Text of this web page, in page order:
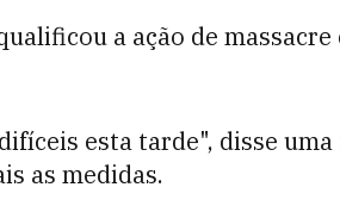
a ação de
esta tarde", disse
as medidas.